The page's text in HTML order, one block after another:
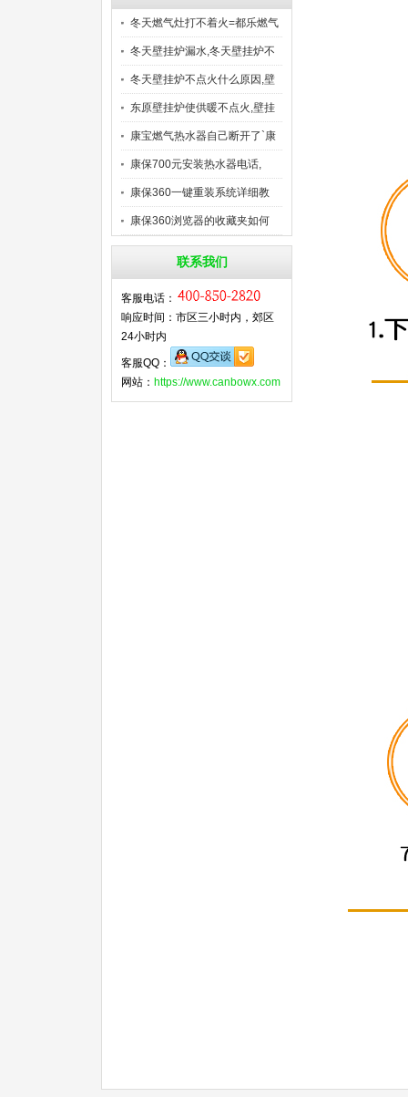
冬天燃气灶打不着火=都乐燃气
冬天壁挂炉漏水,冬天壁挂炉不
冬天壁挂炉不点火什么原因,壁
东原壁挂炉使供暖不点火,壁挂
康宝燃气热水器自己断开了`康
康保700元安装热水器电话,
康保360一键重装系统详细教
康保360浏览器的收藏夹如何
联系我们
客服电话：
响应时间：市区三小时内，郊区
24小时内
客服QQ：
网站： https://www.canbowx.com